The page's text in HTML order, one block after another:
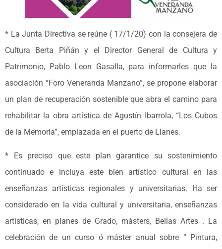
* La Junta Directiva se reúne ( 17/1/20) con la consejera de
Cultura Berta Piñán y el Director General de Cultura y
Patrimonio, Pablo Leon Gasalla, para informarles que la
asociación “Foro Veneranda Manzano”, se propone elaborar
un plan de recuperación sostenible que abra el camino para
rehabilitar la obra artística de Agustín Ibarrola, “Los Cubos
de la Memoria”, emplazada en el puerto de Llanes.
* Es preciso que este plan garantice su sostenimiento
continuado e incluya este bien artístico cultural en las
enseñanzas artísticas regionales y universitarias. Ha ser
considerado en la vida cultural y universitaria, enseñanzas
artísticas, en planes de Grado, másters, Bellas Artes . La
celebración de un curso ó máster anual sobre “ Pintura,